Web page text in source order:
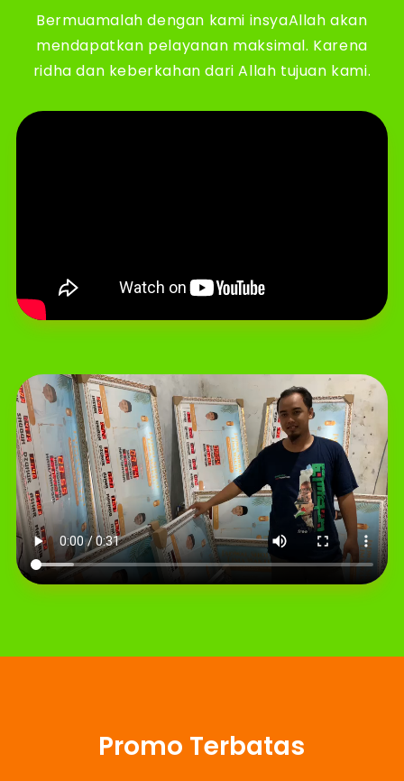
Bermuamalah dengan kami insyaAllah akan
mendapatkan pelayanan maksimal. Karena
ridha dan keberkahan dari Allah tujuan kami.
Promo Terbatas